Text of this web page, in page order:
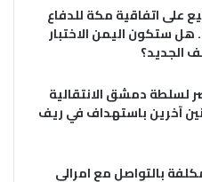
على اتفاقية مكة للدفاع
هل ستكون اليمن الاختبار
الجديد؟
لسلطة دمشق الانتقالية
آخرين باستهداف في ريف
بالتواصل مع امرالي